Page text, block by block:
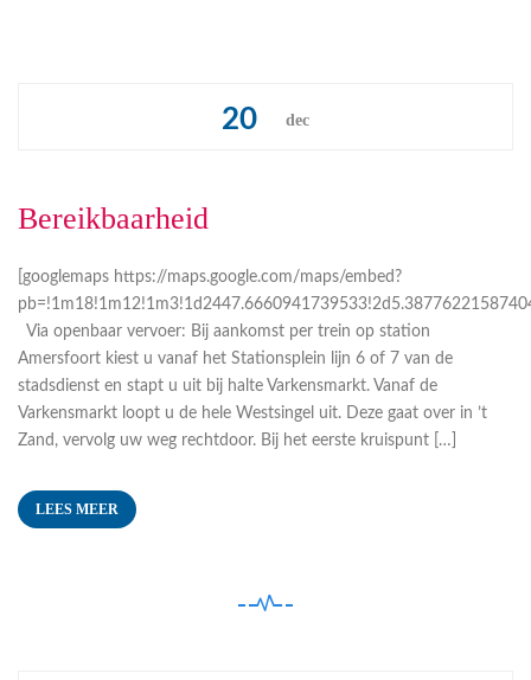
20 dec
Bereikbaarheid
[googlemaps https://maps.google.com/maps/embed?
Via openbaar vervoer: Bij aankomst per trein op station
Amersfoort kiest u vanaf het Stationsplein lijn 6 of 7 van de
stadsdienst en stapt u uit bij halte Varkensmarkt. Vanaf de
Varkensmarkt loopt u de hele Westsingel uit. Deze gaat over in ’t
Zand, vervolg uw weg rechtdoor. Bij het eerste kruispunt […]
LEES MEER